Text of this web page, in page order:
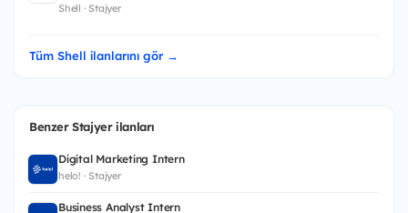
Shell · Stajyer
Tüm Shell ilanlarını gör →
Benzer Stajyer ilanları
Digital Marketing Intern
helo! · Stajyer
Business Analyst Intern